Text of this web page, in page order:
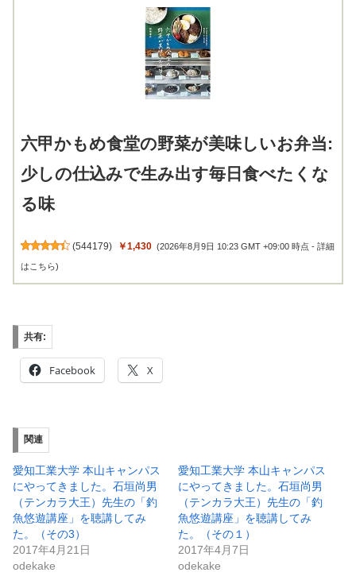
六甲かもめ食堂の野菜が美味しいお弁当:
少しの仕込みで生み出す毎日食べたくな
る味
(544179) ￥1,430 (2026年8月9日 10:23 GMT +09:00 時点 -詳細
はこちら)
共有:
Facebook X
関連
愛知工業大学 本山キャンパス
にやってきました。石垣尚男
（テンカラ大王）先生の「釣
魚悠遊講座」を聴講してみ
た。（その3）
2017年4月21日
odekake
愛知工業大学 本山キャンパス
にやってきました。石垣尚男
（テンカラ大王）先生の「釣
魚悠遊講座」を聴講してみ
た。（その１）
2017年4月7日
odekake